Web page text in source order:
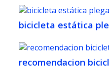
bicicleta estática
recomendacion